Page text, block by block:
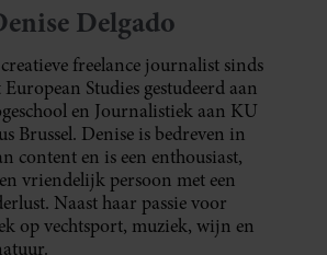
Delgado
freelance journalist sinds
European Studies gestudeerd aan
en Journalistiek aan KU
Brussel. Denise is bedreven in
content en is een enthousiast,
vriendelijk persoon met een
Naast haar passie voor
op vechtsport, muziek, wijn en